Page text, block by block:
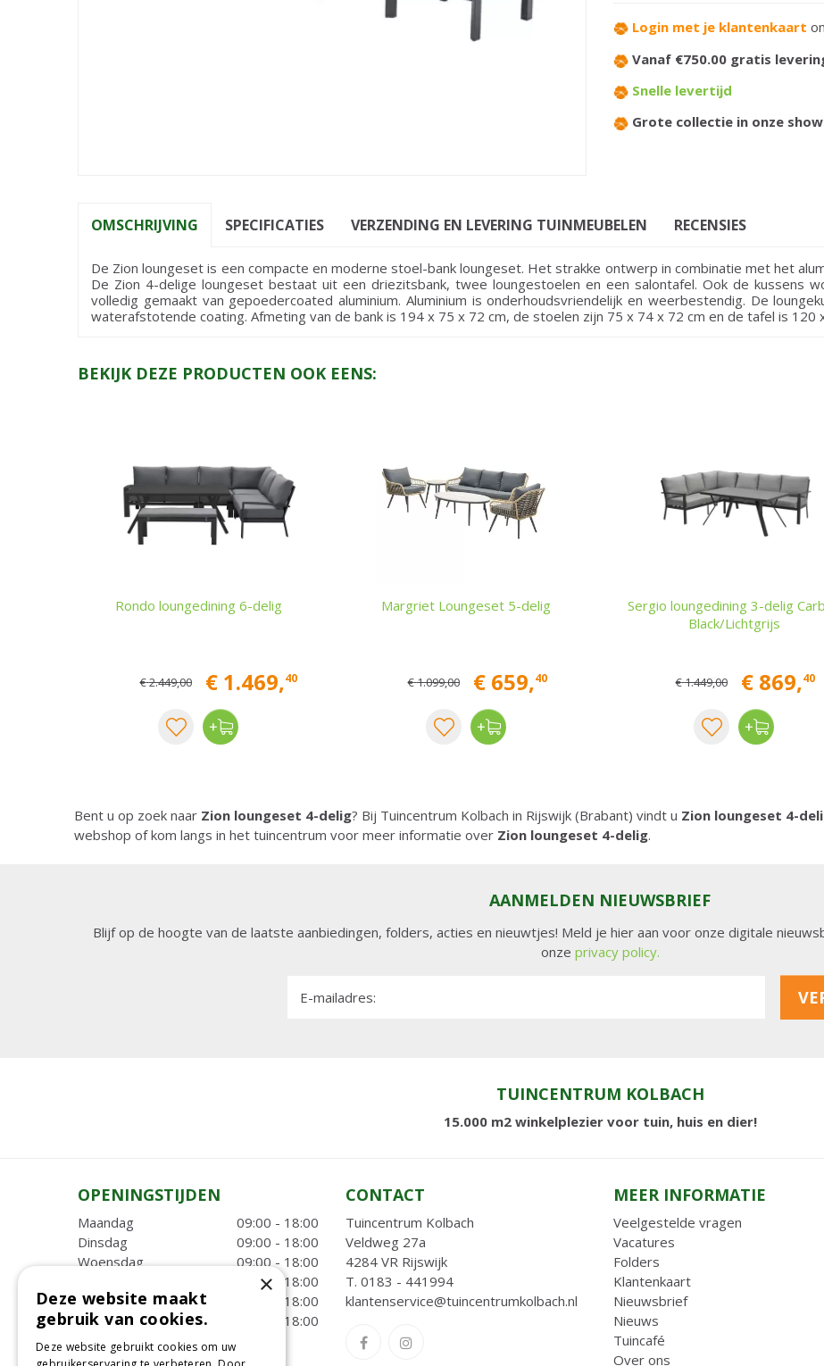
Login met je klantenkaart
Vanaf €750.00 gratis
Snelle levertijd
Grote collectie in onze
OMSCHRIJVING SPECIFICATIES VERZENDING EN LEVERING TUINMEUBELEN RECENSIES
De Zion loungeset is een compacte en moderne stoel-bank loungeset. Het strakke ontwerp in combinatie met het
De Zion 4-delige loungeset bestaat uit een driezitsbank, twee loungestoelen en een salontafel. Ook de kussens
volledig gemaakt van gepoedercoated aluminium. Aluminium is onderhoudsvriendelijk en weerbestendig. De
waterafstotende coating. Afmeting van de bank is 194 x 75 x 72 cm, de stoelen zijn 75 x 74 x 72 cm en de tafel is 120
BEKIJK DEZE PRODUCTEN OOK EENS:
Rondo loungedining 6-delig
€2.449,00 € 1.469,40
Margriet Loungeset 5-delig
€1.099,00 € 659,40
Sergio loungedining 3-delig
Black/Lichtgrijs
€1.449,00 € 869,40
Bent u op zoek naar Zion loungeset 4-delig? Bij Tuincentrum Kolbach in Rijswijk (Brabant) vindt u Zion loungeset 4-
webshop of kom langs in het tuincentrum voor meer informatie over Zion loungeset 4-delig.
AANMELDEN NIEUWSBRIEF
Blijf op de hoogte van de laatste aanbiedingen, folders, acties en nieuwtjes! Meld je hier aan voor onze digitale
onze privacy policy.
E-mailadres:
TUINCENTRUM KOLBACH
15.000 m2 winkelplezier voor tuin, huis en dier!
OPENINGSTIJDEN
Maandag
09:00 - 18:00
Dinsdag
09:00 - 18:00
Woensdag
09:00 - 18:00
09:00 - 18:00
Vrijdag
09:00 - 18:00
Zaterdag
09:00 - 18:00
Toon alle openingstijden
CONTACT
Tuincentrum Kolbach
Veldweg 27a
4284 VR Rijswijk
T. 0183 - 441994
klantenservice@tuincentrumkolbach.nl
MEER INFORMATIE
Veelgestelde vragen
Vacatures
Folders
Klantenkaart
Nieuwsbrief
Nieuws
Tuincafé
Over ons
×
Deze website maakt
gebruik van cookies.
Deze website gebruikt cookies om uw